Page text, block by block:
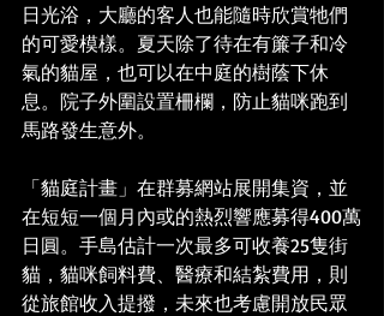
日光浴，大廳的客人也能隨時欣賞牠們
的可愛模樣。夏天除了待在有簾子和冷
氣的貓屋，也可以在中庭的樹蔭下休
息。院子外圍設置柵欄，防止貓咪跑到
馬路發生意外。
「貓庭計畫」在群募網站展開集資，並
在短短一個月內或的熱烈響應募得400萬
日圓。手島估計一次最多可收養25隻街
貓，貓咪飼料費、醫療和結紮費用，則
從旅館收入提撥，未來也考慮開放民眾